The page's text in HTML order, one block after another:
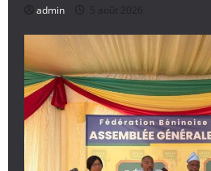
admin 5 août 2026